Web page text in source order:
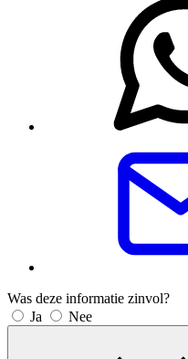
Was deze informatie zinvol?
Ja
Nee